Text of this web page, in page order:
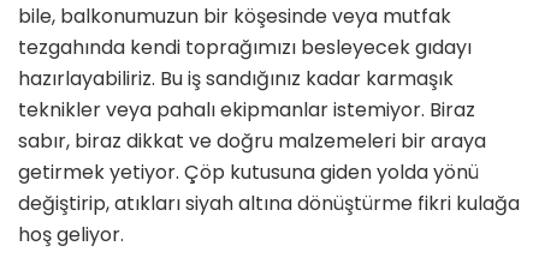
bile, balkonumuzun bir köşesinde veya mutfak
tezgahında kendi toprağımızı besleyecek gıdayı
hazırlayabiliriz. Bu iş sandığınız kadar karmaşık
teknikler veya pahalı ekipmanlar istemiyor. Biraz
sabır, biraz dikkat ve doğru malzemeleri bir araya
getirmek yetiyor. Çöp kutusuna giden yolda yönü
değiştirip, atıkları siyah altına dönüştürme fikri kulağa
hoş geliyor.